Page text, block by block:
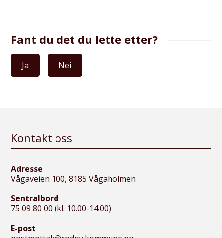
Fant du det du lette etter?
Ja Nei
Kontakt oss
Adresse
Vågaveien 100, 8185 Vågaholmen
Sentralbord
75 09 80 00 (kl. 10.00-14.00)
E-post